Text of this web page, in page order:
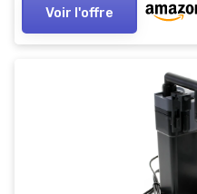
Voir l'offre